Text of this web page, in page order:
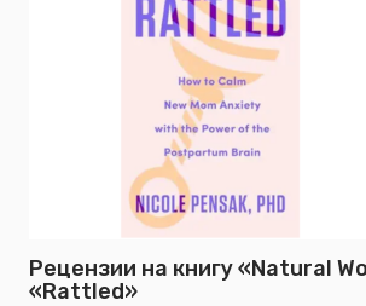
Рецензии на книгу «Natural
«Rattled»